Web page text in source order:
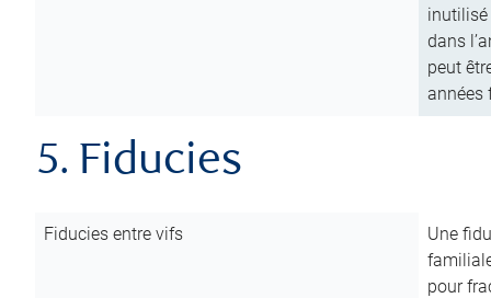
inutilisé
dans
peut
années
5. Fiducies
Fiducies entre vifs
Une
pour